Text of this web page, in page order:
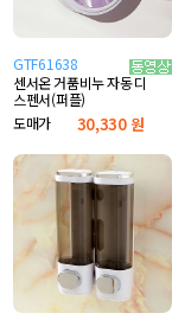
GTF61638
센서온 거품비누 자동 디
스펜서(퍼플)
도매가
30,330 원